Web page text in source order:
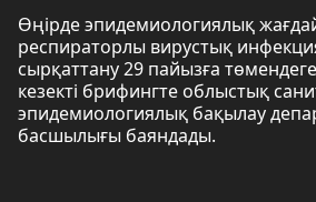
Өңірде эпидемиологиялық
респираторлы вирустық
сырқаттану 29 пайызға
кезекті брифингте облыстық
эпидемиологиялық бақылау
басшылығы баяндады.